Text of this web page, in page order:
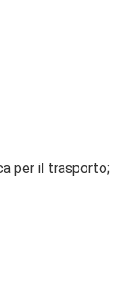
per il trasporto;